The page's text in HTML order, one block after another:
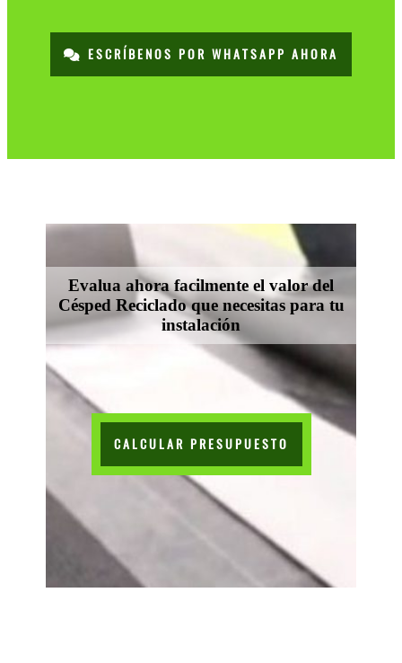
ESCRÍBENOS POR WHATSAPP AHORA
Evalua ahora facilmente el valor del
Césped Reciclado que necesitas para tu
instalación
CALCULAR PRESUPUESTO